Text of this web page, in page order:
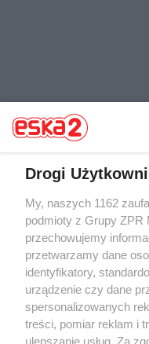
Żaden utwór zamieszczony
rozpowszechniany lub dalej
tym także elektroniczny lub
eksploatacji w jakiejkolwiek
Internecie bez pisemnej
wykorzystanie utworów w
tzn. bez właściwej zgody,
ścigane prawnie.
Drogi
My, naszych 1162
podmioty z Grupy ZPR
przechowujemy
przetwarzamy dane
identyfikatory,
urządzenie czy dane
spersonalizowanych
treści, pomiar reklam i
ulepszanie usług. Za